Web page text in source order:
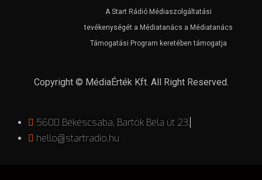
A Start Rádió Médiaszolgáltatási
tevékenységét a Médiatanács a Médiatanács
Támogatási Program keretében támogatja
Copyright © MédiaÉrték Kft. All Right Reserved.
5600 Békéscsaba, Bartók Béla út 23.
hello@startradio.hu